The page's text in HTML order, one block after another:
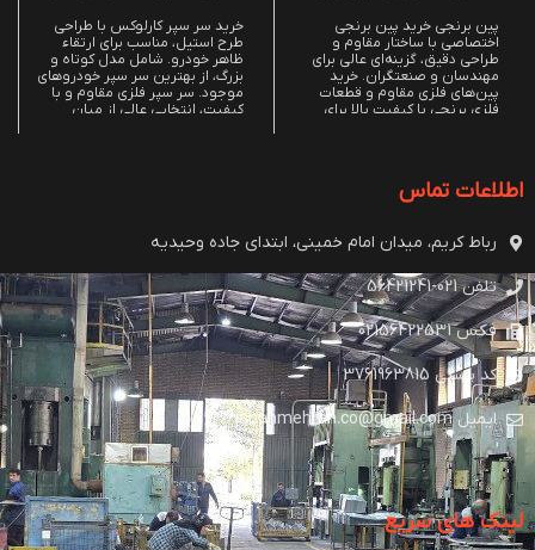
پین برنجی خرید پین برنجی
اختصاصی با ساختار مقاوم و
طراحی دقیق، گزینه‌ای عالی برای
مهندسان و صنعتگران. خرید
پین‌های فلزی مقاوم و قطعات
فلزی برنجی با کیفیت بالا برای
خرید سر سپر کارلوکس با طراحی
طرح استیل، مناسب برای ارتقاء
ظاهر خودرو. شامل مدل کوتاه و
بزرگ، از بهترین سر سپر خودروهای
موجود. سر سپر فلزی مقاوم و با
کیفیت، انتخابی عالی از میان
اطلاعات تماس
رباط کریم، میدان امام خمینی، ابتدای جاده وحیدیه
تلفن 021-56421241
فکس 02156422531
کد پستی 3761963815
ایمیل jahanmehran.co@gmail.com
لینک های سریع